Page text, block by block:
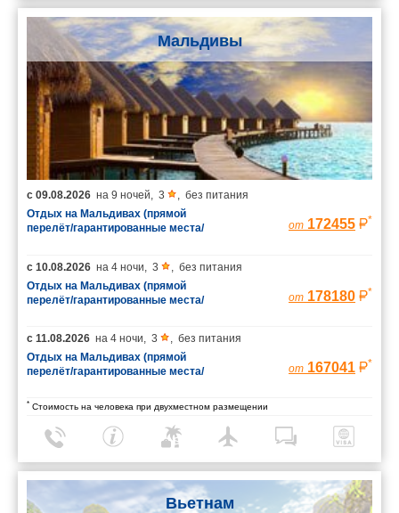
Мальдивы
с 09.08.2026 на 9 ночей 3
без питания
Отдых на Мальдивах (прямой
перелёт/гарантированные места/
от 172455 *
с 10.08.2026 на 4 ночи 3
без питания
Отдых на Мальдивах (прямой
перелёт/гарантированные места/
от 178180 *
с 11.08.2026 на 4 ночи 3
без питания
Отдых на Мальдивах (прямой
перелёт/гарантированные места/
от 167041 *
* Стоимость на человека при двухместном размещении
Вьетнам